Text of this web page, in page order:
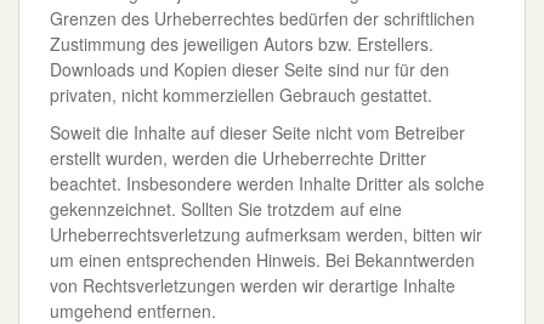
Grenzen des Urheberrechtes bedürfen der schriftlichen
Zustimmung des jeweiligen Autors bzw. Erstellers.
Downloads und Kopien dieser Seite sind nur für den
privaten, nicht kommerziellen Gebrauch gestattet.
Soweit die Inhalte auf dieser Seite nicht vom Betreiber
erstellt wurden, werden die Urheberrechte Dritter
beachtet. Insbesondere werden Inhalte Dritter als solche
gekennzeichnet. Sollten Sie trotzdem auf eine
Urheberrechtsverletzung aufmerksam werden, bitten wir
um einen entsprechenden Hinweis. Bei Bekanntwerden
von Rechtsverletzungen werden wir derartige Inhalte
umgehend entfernen.